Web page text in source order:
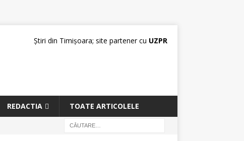
Știri din Timișoara; site partener cu UZPR
REDACTIA TOATE ARTICOLELE